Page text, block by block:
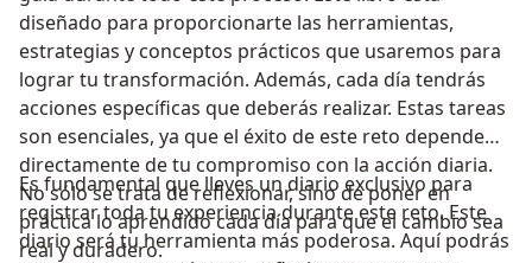
diseñado para proporcionarte las herramientas,
estrategias y conceptos prácticos que usaremos para
lograr tu transformación. Además, cada día tendrás
acciones específicas que deberás realizar. Estas tareas
son esenciales, ya que el éxito de este reto depende
directamente de tu compromiso con la acción diaria.
No sólo se trata de reflexionar, sino de poner en
práctica lo aprendido cada día para que el cambio sea
real y duradero.
Es fundamental que lleves un diario exclusivo para
registrar toda tu experiencia durante este reto. Este
diario será tu herramienta más poderosa. Aquí podrás